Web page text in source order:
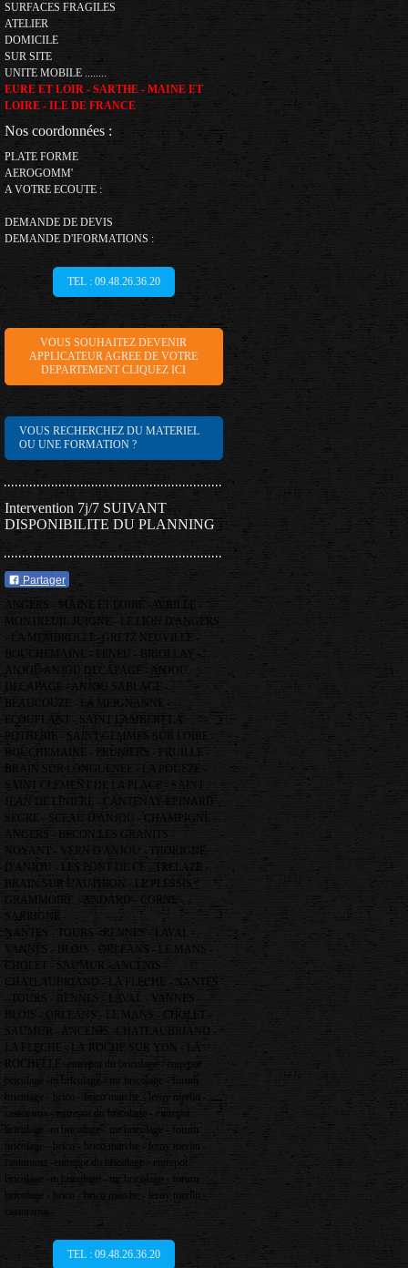
SURFACES FRAGILES
ATELIER
DOMICILE
SUR SITE
UNITE MOBILE ........
EURE ET LOIR - SARTHE - MAINE ET
LOIRE - ILE DE FRANCE
Nos coordonnées :
PLATE FORME
AEROGOMM'
A VOTRE ECOUTE :
DEMANDE DE DEVIS
DEMANDE D'IFORMATIONS :
TEL : 09.48.26.36.20
VOUS SOUHAITEZ DEVENIR
APPLICATEUR AGREE DE VOTRE
DEPARTEMENT CLIQUEZ ICI
VOUS RECHERCHEZ DU MATERIEL
OU UNE FORMATION ?
Intervention 7j/7 SUIVANT
DISPONIBILITE DU PLANNING
Partager
ANGERS - MAINE ET LOIRE -AVRILLE -
MONTREUIL JUIGNE - LE LION D'ANGERS
- LA MEMBROLLE- GRETZ NEUVILLE -
BOUCHEMAINE - FENEU - BRIOLLAY -
ANJOU ANJOU DECAPAGE - ANJOU
DECAPAGE - ANJOU SABLAGE -
BEAUCOUZE - LA MEIGNANNE -
ECOUFLANT - SAINT LAMBERT LA
POTHERIE - SAINT GEMMES SUR LOIRE -
BOUCHEMAINE - PRUNIERS - PRUILLE -
BRAIN SUR LONGUENEE - LA POUEZE -
SAINT CLEMENT DE LA PLACE - SAINT
JEAN DE LINIERE - CANTENAY EPINARD -
SEGRE - SCEAU D'ANJOU - CHAMPIGNE -
ANGERS - BECON LES GRANITS -
NOYANT - VERN D'ANJOU - THORIGNE
D'ANJOU - LES PONT DE CE - TRELAZE -
BRAIN SUR L'AUTHION - LE PLESSIS
GRAMMOIRE -ANDARD - CORNE -
SARRIGNE -
NANTES - TOURS - RENNES - LAVAL -
VANNES - BLOIS - ORLEANS - LE MANS -
CHOLET - SAUMUR - ANCENIS -
CHATEAUBRIAND - LA FLECHE - NANTES
- TOURS - RENNES - LAVAL - VANNES -
BLOIS - ORLEANS - LE MANS - CHOLET -
SAUMUR - ANCENIS -CHATEAUBRIAND -
LA FLECHE - LA ROCHE SUR YON - LA
ROCHELLE -entrepot du bricolage - entrepot
bricolage -m bricolage - mr bricolage - forum
bricolage - brico - brico marche - leroy merlin -
castorama - entrepot du bricolage - entrepot
bricolage -m bricolage - mr bricolage - forum
bricolage - brico - brico marche - leroy merlin -
castorama -entrepot du bricolage - entrepot
bricolage -m bricolage - mr bricolage - forum
TEL : 09.48.26.36.20